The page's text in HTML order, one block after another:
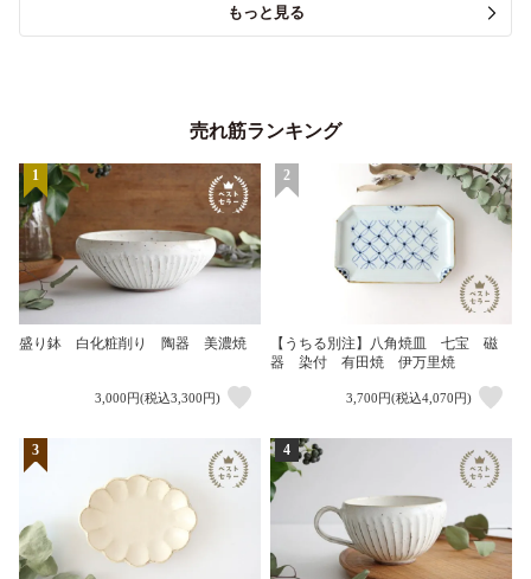
もっと見る
売れ筋ランキング
1
盛り鉢 白化粧削り 陶器 美濃焼
3,000円(税込3,300円)
2
【うちる別注】八角焼皿 七宝 磁
器 染付 有田焼 伊万里焼
3,700円(税込4,070円)
3 4